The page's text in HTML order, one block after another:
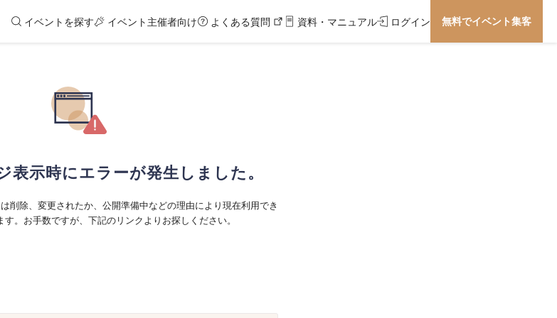
イベントを探す イベント主催者向け よくある質問 資料・マニュアル ログイン 無料でイベント集客
表示時にエラーが発生しました。
削除、変更されたか、公開準備中などの理由により現在利用でき
す。お手数ですが、下記のリンクよりお探しください。